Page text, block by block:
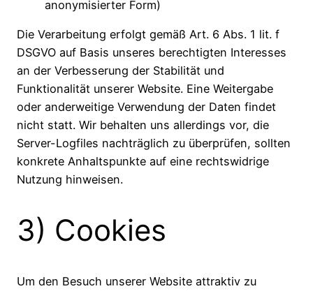
anonymisierter Form)
Die Verarbeitung erfolgt gemäß Art. 6 Abs. 1 lit. f
DSGVO auf Basis unseres berechtigten Interesses
an der Verbesserung der Stabilität und
Funktionalität unserer Website. Eine Weitergabe
oder anderweitige Verwendung der Daten findet
nicht statt. Wir behalten uns allerdings vor, die
Server-Logfiles nachträglich zu überprüfen, sollten
konkrete Anhaltspunkte auf eine rechtswidrige
Nutzung hinweisen.
3) Cookies
Um den Besuch unserer Website attraktiv zu